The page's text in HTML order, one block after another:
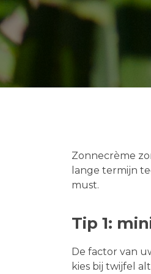
Zonnecrème
lange termijn
must.
Tip 1:
De factor van
kies bij twijfel